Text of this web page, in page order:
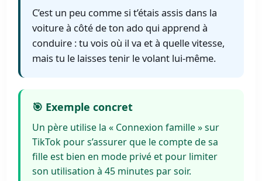
C’est un peu comme si t’étais assis dans la
voiture à côté de ton ado qui apprend à
conduire : tu vois où il va et à quelle vitesse,
mais tu le laisses tenir le volant lui-même.
🎯 Exemple concret
Un père utilise la « Connexion famille » sur
TikTok pour s’assurer que le compte de sa
fille est bien en mode privé et pour limiter
son utilisation à 45 minutes par soir.